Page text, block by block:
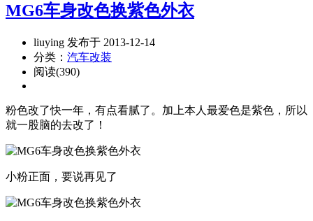
MG6车身改色换紫色外衣
liuying 发布于 2013-12-14
分类： 汽车改装
阅读(390)
粉色改了快一年，有点看腻了。加上本人最爱色是紫色，所以
就一股脑的去改了！
小粉正面，要说再见了